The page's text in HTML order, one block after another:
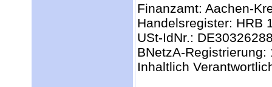
Finanzamt: Aachen-
Handelsregister: HRB
USt-IdNr.:
BNetzA-Registrierung:
Inhaltlich